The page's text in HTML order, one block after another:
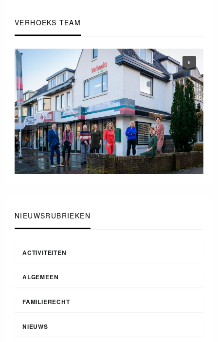
VERHOEKS TEAM
NIEUWSRUBRIEKEN
ACTIVITEITEN
ALGEMEEN
FAMILIERECHT
NIEUWS